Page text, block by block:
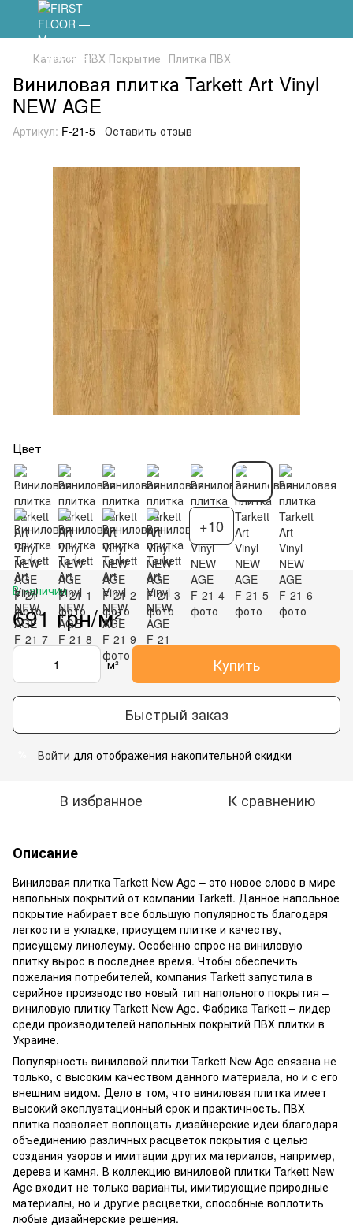
Каталог ПВХ Покрытие Плитка ПВХ
Виниловая плитка Tarkett Art Vinyl
NEW AGE
Артикул: F-21-5 Оставить отзыв
Цвет
+10
В наличии
691 грн/м²
м² Купить
Быстрый заказ
Войти для отображения накопительной скидки
В избранное К сравнению
Описание
Виниловая плитка Tarkett New Age – это новое слово в мире
напольных покрытий от компании Tarkett. Данное напольное
покрытие набирает все большую популярность благодаря
легкости в укладке, присущем плитке и качеству,
присущему линолеуму. Особенно спрос на виниловую
плитку вырос в последнее время. Чтобы обеспечить
пожелания потребителей, компания Tarkett запустила в
серийное производство новый тип напольного покрытия –
виниловую плитку Tarkett New Age. Фабрика Tarkett – лидер
среди производителей напольных покрытий ПВХ плитки в
Украине.
Популярность виниловой плитки Tarkett New Age связана не
только, с высоким качеством данного материала, но и с его
внешним видом. Дело в том, что виниловая плитка имеет
высокий эксплуатационный срок и практичность. ПВХ
плитка позволяет воплощать дизайнерские идеи благодаря
объединению различных расцветок покрытия с целью
создания узоров и имитации других материалов, например,
дерева и камня. В коллекцию виниловой плитки Tarkett New
Age входит не только варианты, имитирующие природные
материалы, но и другие расцветки, способные воплотить
любые дизайнерские решения.